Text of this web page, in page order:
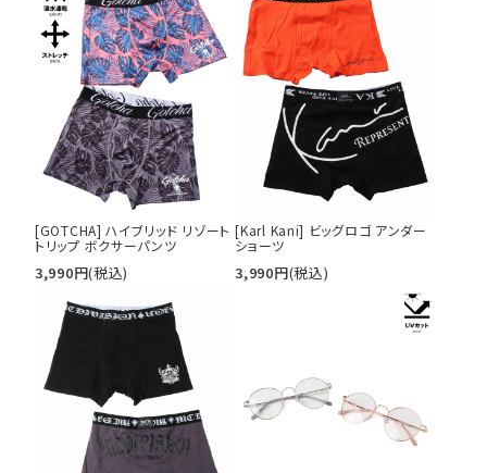
キーワードから探す
search
[GOTCHA] ハイブリッド リゾート
トリップ ボクサーパンツ
3,990円(税込)
[Karl Kani] ビッグロゴ アンダー
ショーツ
3,990円(税込)